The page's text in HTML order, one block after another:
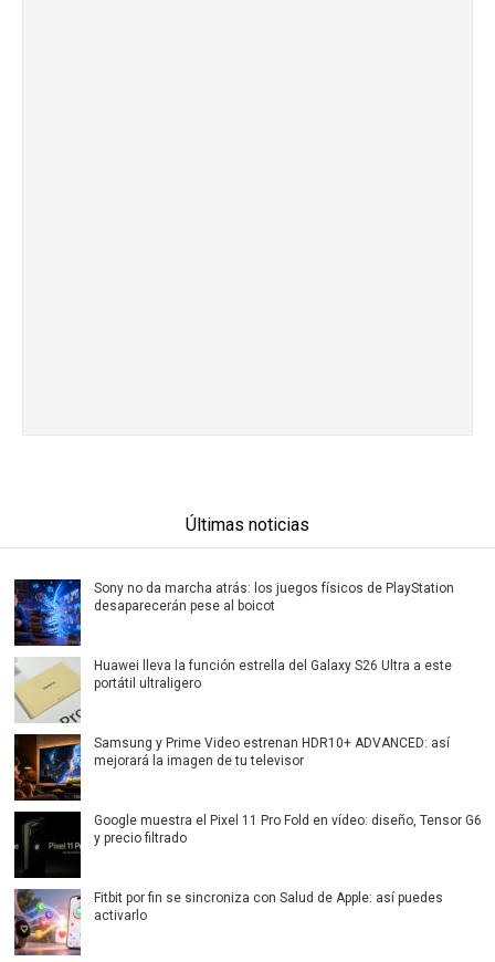
Últimas noticias
Sony no da marcha atrás: los juegos físicos de PlayStation
desaparecerán pese al boicot
Huawei lleva la función estrella del Galaxy S26 Ultra a este
portátil ultraligero
Samsung y Prime Video estrenan HDR10+ ADVANCED: así
mejorará la imagen de tu televisor
Google muestra el Pixel 11 Pro Fold en vídeo: diseño, Tensor G6
y precio filtrado
Fitbit por fin se sincroniza con Salud de Apple: así puedes
activarlo